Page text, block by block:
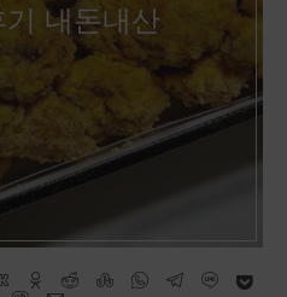
내돈내산